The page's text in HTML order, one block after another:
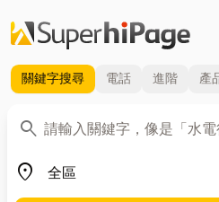
關鍵字搜尋 電話 進階 產
search
關鍵字
place
地區